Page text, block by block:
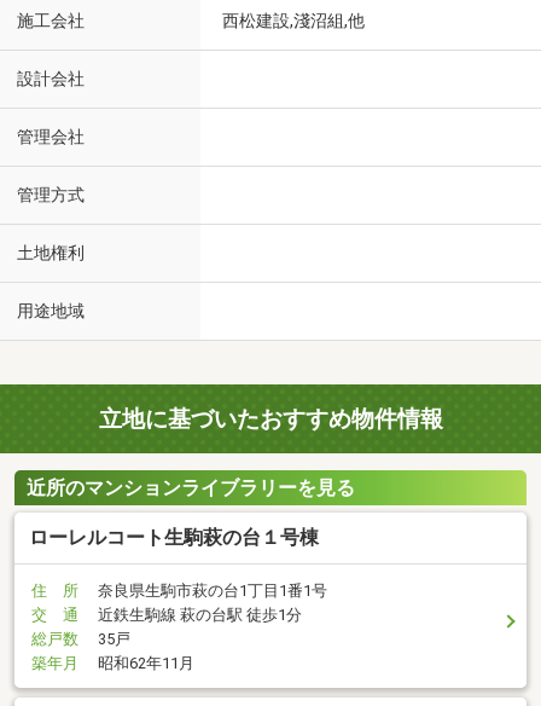
施工会社 西松建設,淺沼組,他
設計会社
管理会社
管理方式
土地権利
用途地域
立地に基づいたおすすめ物件情報
近所のマンションライブラリーを見る
ローレルコート生駒萩の台１号棟
住 所
奈良県生駒市萩の台1丁目1番1号
交 通
近鉄生駒線 萩の台駅 徒歩1分
総戸数
35戸
築年月
昭和62年11月